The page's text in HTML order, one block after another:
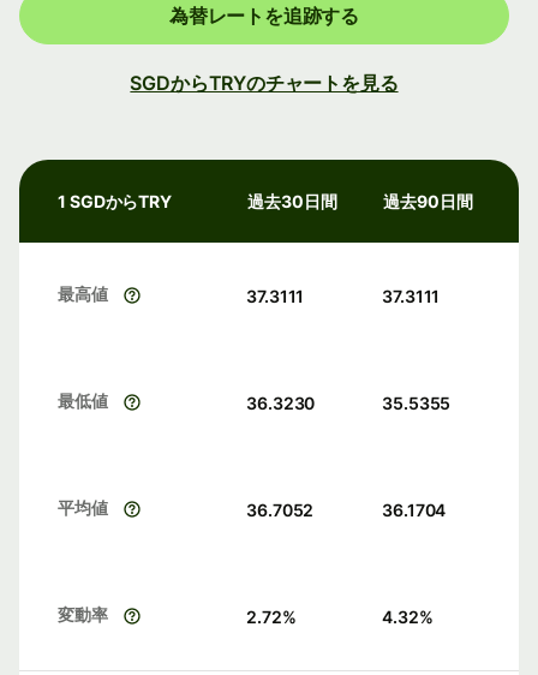
為替レートを追跡する
SGDからTRYのチャートを見る
1 SGDからTRY 過去30日間 過去90日間
最高値 37.3111 37.3111
最低値 36.3230 35.5355
平均値 36.7052 36.1704
変動率 2.72% 4.32%